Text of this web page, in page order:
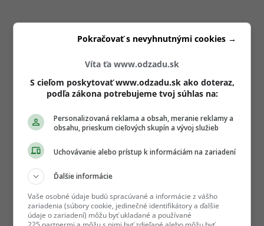
Víta ťa www.odzadu.sk
S cieľom poskytovať www.odzadu.sk ako doteraz,
podľa zákona potrebujeme tvoj súhlas na:
Personalizovaná reklama a obsah, meranie reklamy a
obsahu, prieskum cieľových skupín a vývoj služieb
Uchovávanie alebo prístup k informáciám na zariadení
Ďalšie informácie
Vaše osobné údaje budú spracúvané a informácie z vášho
zariadenia (súbory cookie, jedinečné identifikátory a ďalšie
údaje o zariadení) môžu byť ukladané a používané
Pokračovať s nevyhnutnými cookies →